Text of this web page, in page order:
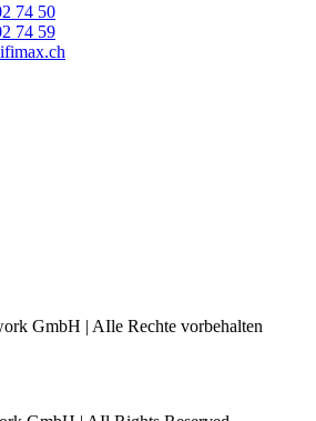
74 50
74 59
GmbH | AIle Rechte vorbehalten